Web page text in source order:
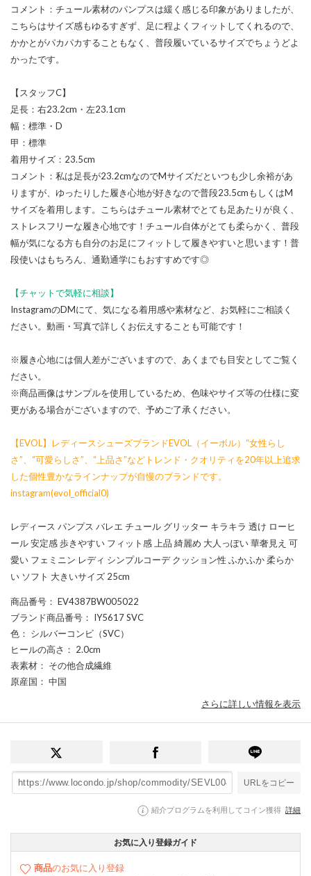
コメント：チュール素材のパンプスは緩く感じる印象がありましたが、
こちらはサイズ感もゆるすぎず、足に程よくフィットしてくれるので、
かかとがパカパカすることもなく、普段履いているサイズでちょうどよ
かったです。
【スタッフC】
足長：右23.2cm・左23.1cm
幅：標準・D
甲：標準
着用サイズ：23.5cm
コメント：私は足長が23.2cmなのでMサイズだといつも少し余裕があ
りますが、ゆったりした履き心地が好きなので普段23.5cmもしくはM
サイズを着用します。こちらはチュール素材でとても足あたりが良く、
ストレスフリーな履き心地です！チュール自体がとても柔らかく、普段
幅が気になる方も自分のお足にフィットして履きやすいと思います！普
段使いはもちろん、通勤通学にもおすすめです◎
【チャットで気軽に相談】
InstagramのDMにて、気になる着用感や素材など、お気軽にご相談く
ださい。動画・写真で詳しくお伝えすることも可能です！
※履き心地には個人差がございますので、あくまでも目安としてご覧く
ださい。
※商品画像はサンプルを使用しているため、色味やサイズ等の仕様に変
更がある場合がございますので、予めご了承ください。
【EVOL】レディースシューズブランドEVOL（イーボル）“女性らし
さ”、“可愛らしさ”、“上品さ”などトレンド・クオリティを20年以上追求
した個性豊かなラインナップが自慢のブランドです。
instagram(evol_official0)
レディース パンプス バレエ チュール グリッター キラキラ 透け ローヒ
ール 安定感 歩きやすい フィット感 上品 綺麗め 大人っぽい 華奢見え 可
愛い フェミニン レディ シンプルコーデ クッション性 ふかふか 柔らか
い ソフト 大きいサイズ 25cm
商品番号 ： EV4387BW005022
ブランド商品番号 ： IY5617 SVC
色 ： シルバーコンビ（SVC）
ヒールの高さ ： 2.0cm
表素材 ： その他合成繊維
原産国 ： 中国
さらに詳しい情報を表示
URLをコピー
紹介プログラムを利用してコイン獲得 詳細
お気に入り登録ガイド
商品のお気に入り登録